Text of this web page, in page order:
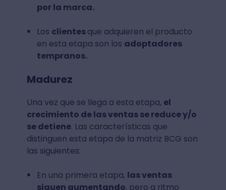
por la marca.
Los clientesque adquieren el producto
en esta etapa son los adoptadores
tempranos.
Madurez
Una vez que se llega a esta etapa, el
crecimiento de las ventas se reduce y/o
se detiene. Las características que
distinguen esta etapa de la matriz BCG son
las siguientes:
En una primera etapa, las ventas
siguen aumentando, pero a ritmo